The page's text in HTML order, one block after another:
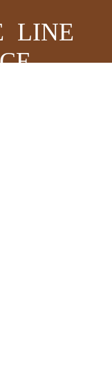
LINE